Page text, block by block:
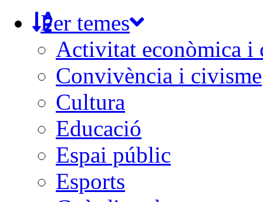
Per temes
Activitat econòmica i
Convivència i civisme
Cultura
Educació
Espai públic
Esports